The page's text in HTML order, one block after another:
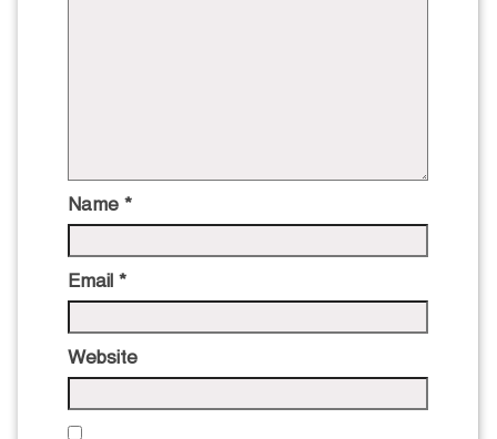
Name *
Email *
Website